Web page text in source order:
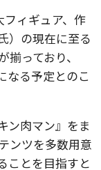
ィギュア、作
）の現在に至る
っており、
なる予定とのこ
ン肉マン』をま
ンツを多数用意
ことを目指すと